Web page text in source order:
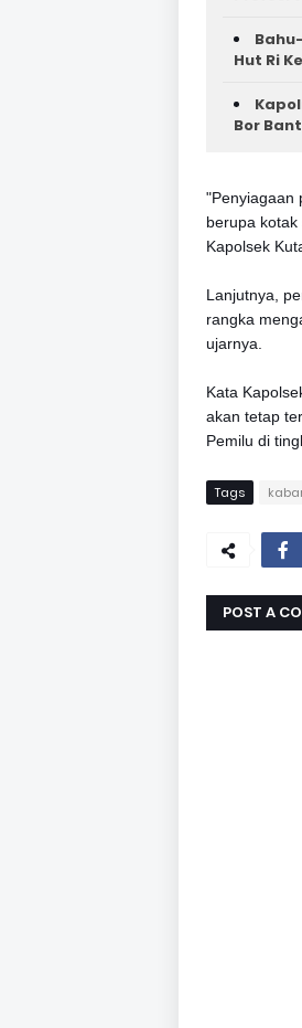
Hut Ri
Bor
"Penyiagaan
berupa
Kapolsek
Lanjutnya,
rangka
ujarnya.
Kata
akan tetap
Pemilu di
Tags
POST A